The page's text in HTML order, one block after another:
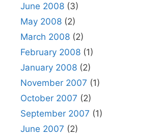
June 2008 (3)
May 2008 (2)
March 2008 (2)
February 2008 (1)
January 2008 (2)
November 2007 (1)
October 2007 (2)
September 2007 (1)
June 2007 (2)